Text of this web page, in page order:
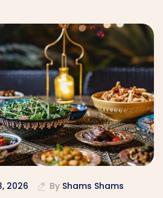
2026 By Shams Shams